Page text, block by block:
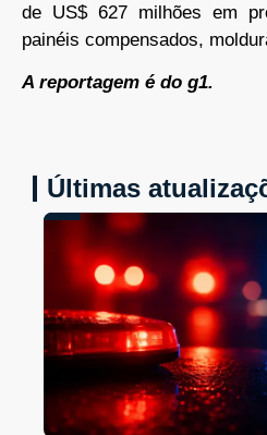
de US$ 627 milhões em
painéis compensados,
A reportagem é do g1.
Últimas